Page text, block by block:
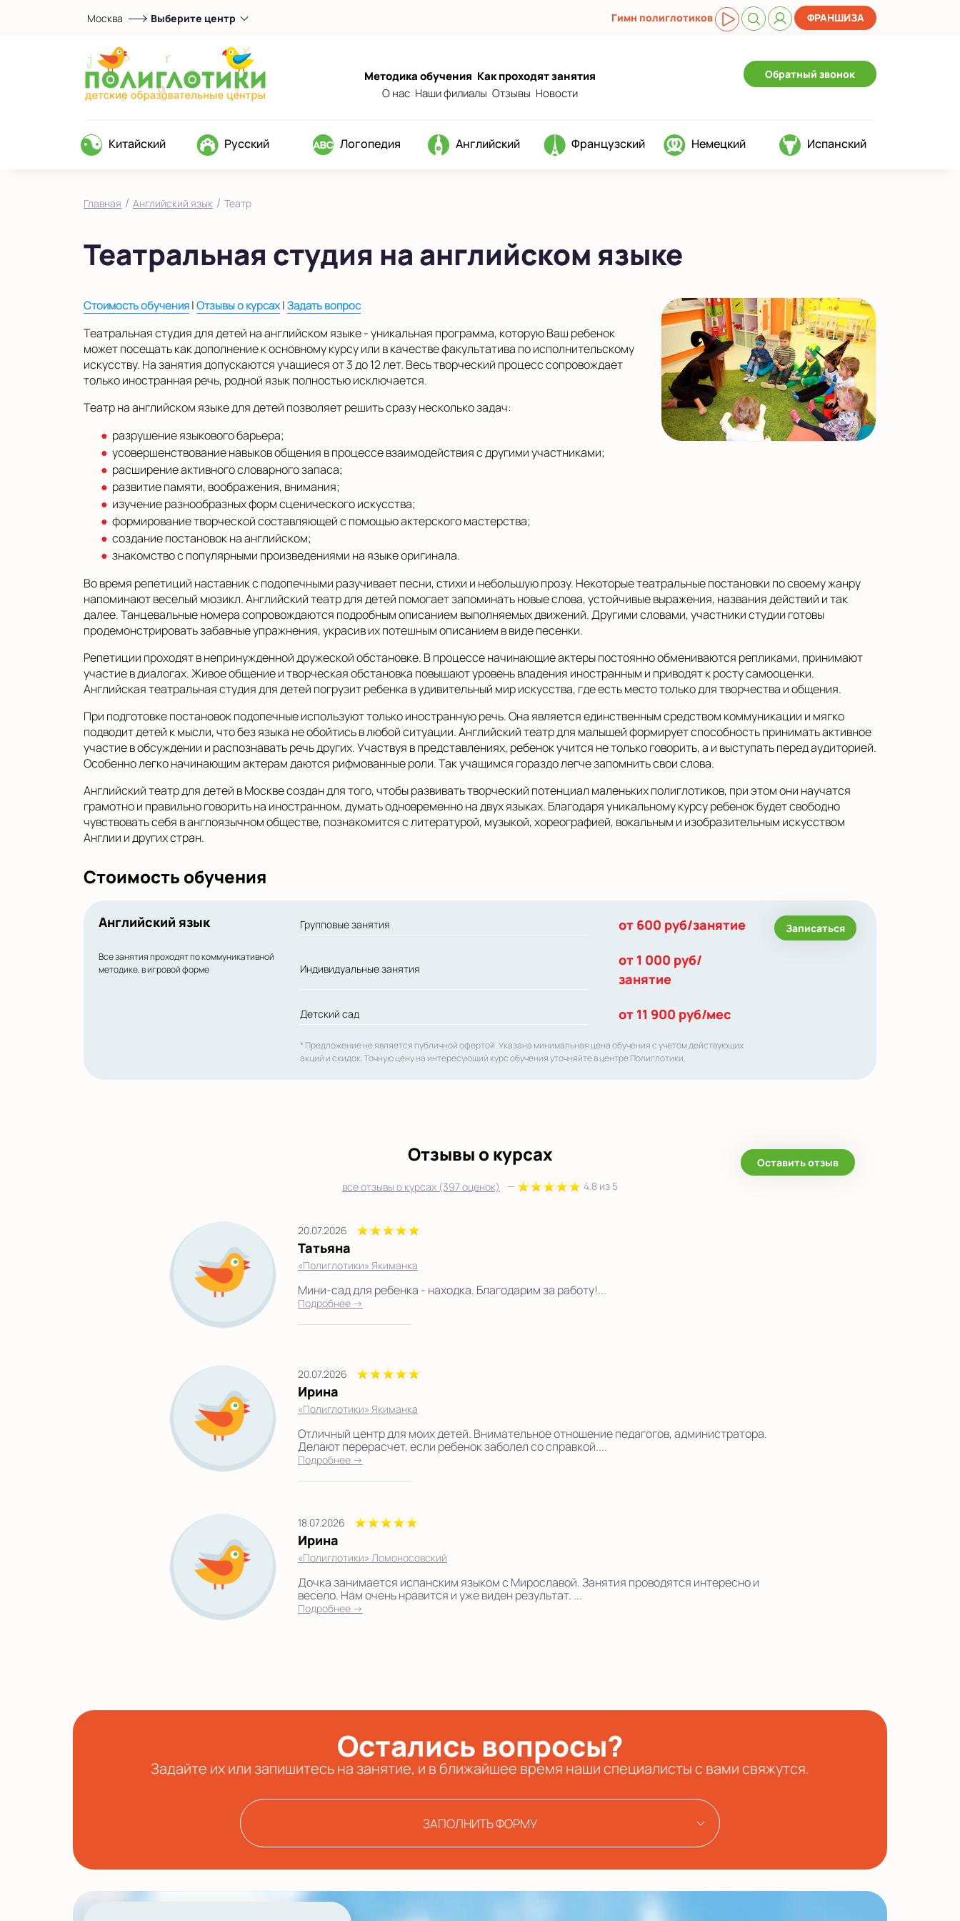
Москва Выберите центр
Выберите центр
Верхние Лихоборы
ЖК Прокшино
Ломоносовский
Якиманка
во Внуково
на Домодедовской
на Коломенской
в Московской области
Показать на карте
Выбрать другой город
Гимн полиглотиков ФРАНШИЗА
Методика обучения Как проходят занятия
О нас Наши филиалы Отзывы Новости
Обратный звонок
Китайский Русский Логопедия Английский Французский Немецкий Испанский
Главная / Английский язык / Театр
Театральная студия на английском языке
Стоимость обучения|Отзывы о курсах|Задать вопрос
Театральная студия для детей на английском языке - уникальная программа, которую Ваш ребенок
может посещать как дополнение к основному курсу или в качестве факультатива по исполнительскому
искусству. На занятия допускаются учащиеся от 3 до 12 лет. Весь творческий процесс сопровождает
только иностранная речь, родной язык полностью исключается.
Театр на английском языке для детей позволяет решить сразу несколько задач:
разрушение языкового барьера;
усовершенствование навыков общения в процессе взаимодействия с другими участниками;
расширение активного словарного запаса;
развитие памяти, воображения, внимания;
изучение разнообразных форм сценического искусства;
формирование творческой составляющей с помощью актерского мастерства;
создание постановок на английском;
знакомство с популярными произведениями на языке оригинала.
Во время репетиций наставник с подопечными разучивает песни, стихи и небольшую прозу. Некоторые театральные постановки по своему жанру
напоминают веселый мюзикл. Английский театр для детей помогает запоминать новые слова, устойчивые выражения, названия действий и так
далее. Танцевальные номера сопровождаются подробным описанием выполняемых движений. Другими словами, участники студии готовы
продемонстрировать забавные упражнения, украсив их потешным описанием в виде песенки.
Репетиции проходят в непринужденной дружеской обстановке. В процессе начинающие актеры постоянно обмениваются репликами, принимают
участие в диалогах. Живое общение и творческая обстановка повышают уровень владения иностранным и приводят к росту самооценки.
Английская театральная студия для детей погрузит ребенка в удивительный мир искусства, где есть место только для творчества и общения.
При подготовке постановок подопечные используют только иностранную речь. Она является единственным средством коммуникации и мягко
подводит детей к мысли, что без языка не обойтись в любой ситуации. Английский театр для малышей формирует способность принимать активное
участие в обсуждении и распознавать речь других. Участвуя в представлениях, ребенок учится не только говорить, а и выступать перед аудиторией.
Особенно легко начинающим актерам даются рифмованные роли. Так учащимся гораздо легче запомнить свои слова.
Английский театр для детей в Москве создан для того, чтобы развивать творческий потенциал маленьких полиглотиков, при этом они научатся
грамотно и правильно говорить на иностранном, думать одновременно на двух языках. Благодаря уникальному курсу ребенок будет свободно
чувствовать себя в англоязычном обществе, познакомится с литературой, музыкой, хореографией, вокальным и изобразительным искусством
Англии и других стран.
Стоимость обучения
Английский язык Групповые занятия от 600 руб/занятие Записаться
Все занятия проходят по коммуникативной
методике, в игровой форме
Индивидуальные занятия
от 1 000 руб/
занятие
Детский сад от 11 900 руб/мес
* Предложение не является публичной офертой. Указана минимальная цена обучения с учетом действующих
акций и скидок. Точную цену на интересующий курс обучения уточняйте в центре Полиглотики.
Отзывы о курсах
все отзывы о курсах (397 оценок) — 4.8 из 5
Оставить отзыв
20.07.2026
Татьяна
«Полиглотики» Якиманка
Мини-сад для ребенка - находка. Благодарим за работу!...
Подробнее →
20.07.2026
Ирина
«Полиглотики» Якиманка
Отличный центр для моих детей. Внимательное отношение педагогов, администратора.
Делают перерасчет, если ребенок заболел со справкой....
Подробнее →
18.07.2026
Ирина
«Полиглотики» Ломоносовский
Дочка занимается испанским языком с Мирославой. Занятия проводятся интересно и
весело. Нам очень нравится и уже виден результат. ...
Подробнее →
Остались вопросы?
Задайте их или запишитесь на занятие, и в ближайшее время наши специалисты с вами свяжутся.
ЗАПОЛНИТЬ ФОРМУ